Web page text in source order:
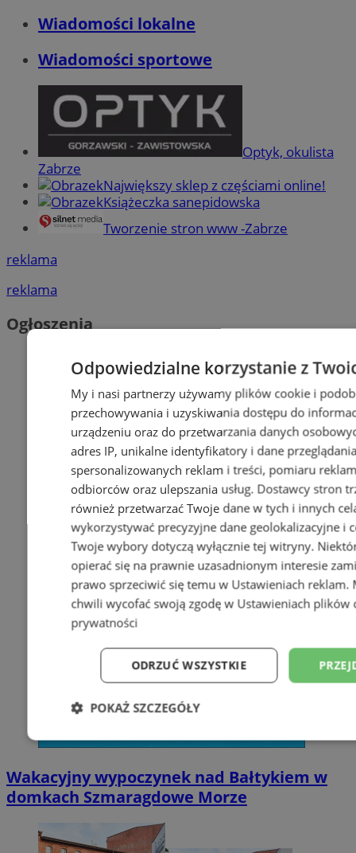
Wiadomości lokalne
Wiadomości sportowe
Optyk, okulista
Zabrze
Największy sklep z częściami online!
Książeczka sanepidowska
Tworzenie stron www -Zabrze
reklama
reklama
Ogłoszenia
Wakacyjny wypoczynek nad Bałtykiem w
domkach Szmaragdowe Morze
Odpowiedzialne korzystanie z
My i nasi partnerzy używamy plików cookie i
przechowywania i uzyskiwania dostępu do
urządzeniu oraz do przetwarzania danych
adres IP, unikalne identyfikatory i dane
spersonalizowanych reklam i treści, pomiaru
odbiorców oraz ulepszania usług. Dostawcy stron
również przetwarzać Twoje dane w tych i innych
wykorzystywać precyzyjne dane geolokalizacyjne i
Twoje wybory dotyczą wyłącznie tej witryny.
opierać się na prawnie uzasadnionym interesie
prawo sprzeciwić się temu w Ustawieniach reklam.
chwili wycofać swoją zgodę w Ustawieniach plików
prywatności
ODRZUĆ WSZYSTKIE
POKAŻ SZCZEGÓŁY
Niezbędne Wydajność
Niesklasyfikowane